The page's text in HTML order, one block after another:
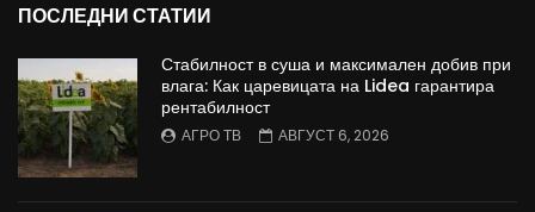
ПОСЛЕДНИ СТАТИИ
Стабилност в суша и максимален добив при
влага: Как царевицата на Lidea гарантира
рентабилност
АГРО ТВ АВГУСТ 6, 2026